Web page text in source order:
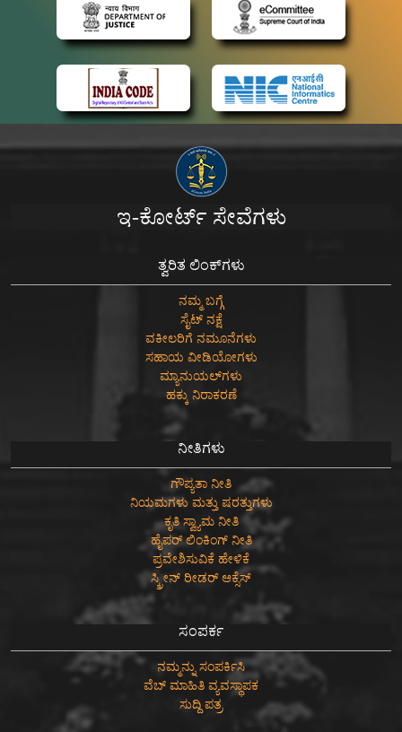
ಇ-ಕೋರ್ಟ್ ಸೇವೆಗಳು
ತ್ವರಿತ ಲಿಂಕ್‌ಗಳು
ನಮ್ಮ ಬಗ್ಗೆ
ಸೈಟ್ ನಕ್ಷೆ
ವಕೀಲರಿಗೆ ನಮೂನೆಗಳು
ಸಹಾಯ ವೀಡಿಯೋಗಳು
ಮ್ಯಾನುಯಲ್‌ಗಳು
ಹಕ್ಕು ನಿರಾಕರಣೆ
ನೀತಿಗಳು
ಗೌಪ್ಯತಾ ನೀತಿ
ನಿಯಮಗಳು ಮತ್ತು ಷರತ್ತುಗಳು
ಕೃತಿ ಸ್ವ್ಯಾಮ ನೀತಿ
ಹೈಪರ್ ಲಿಂಕಿಂಗ್ ನೀತಿ
ಪ್ರವೇಶಿಸುವಿಕೆ ಹೇಳಿಕೆ
ಸ್ಕ್ರೀನ್ ರೀಡರ್ ಆಕ್ಸೆಸ್
ಸಂಪರ್ಕ
ನಮ್ಮನ್ನು ಸಂಪರ್ಕಿಸಿ
ವೆಬ್ ಮಾಹಿತಿ ವ್ಯವಸ್ಥಾಪಕ
ಸುದ್ದಿ ಪತ್ರ